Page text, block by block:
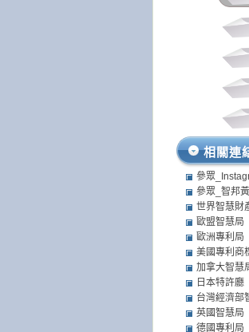
相關連
參眾
參眾_智邦
世界智慧財
歐盟智慧局
歐洲專利局
美國專利商
加拿大智慧
日本特許廳
台灣經濟部
英國智慧局
德國專利局